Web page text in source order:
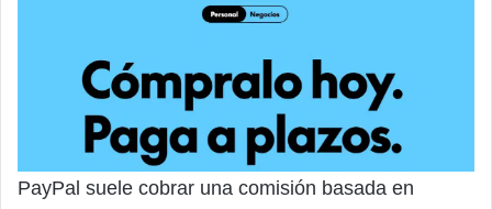
PayPal suele cobrar una comisión basada en